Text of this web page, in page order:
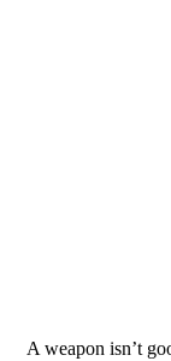
“A weapon isn’t